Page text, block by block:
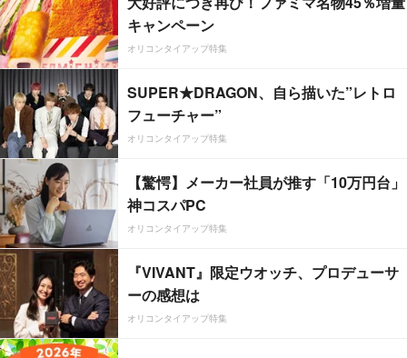
キャンペーン
オリコンタイアップ特集
SUPER★DRAGON、自ら描いた”レトロ
フューチャー”
オリコンタイアップ特集
【驚愕】メーカー社員が推す「10万円台」
神コスパPC
オリコンタイアップ特集
『VIVANT』限定ウオッチ、プロデューサ
ーの感想は
オリコンタイアップ特集